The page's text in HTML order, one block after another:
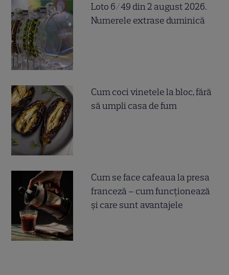
Loto 6/49 din 2 august 2026.
Numerele extrase duminică
Cum coci vinetele la bloc, fără
să umpli casa de fum
Cum se face cafeaua la presa
franceză – cum funcționează
și care sunt avantajele